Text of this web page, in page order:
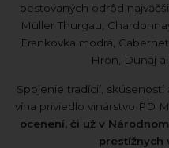
pestovaných odrôd
Müller Thurgau,
Frankovka modrá,
Hron, Dunaj
Spojenie tradícií,
vína priviedlo vinárstvo PD
ocenení, či už v
prestížnych